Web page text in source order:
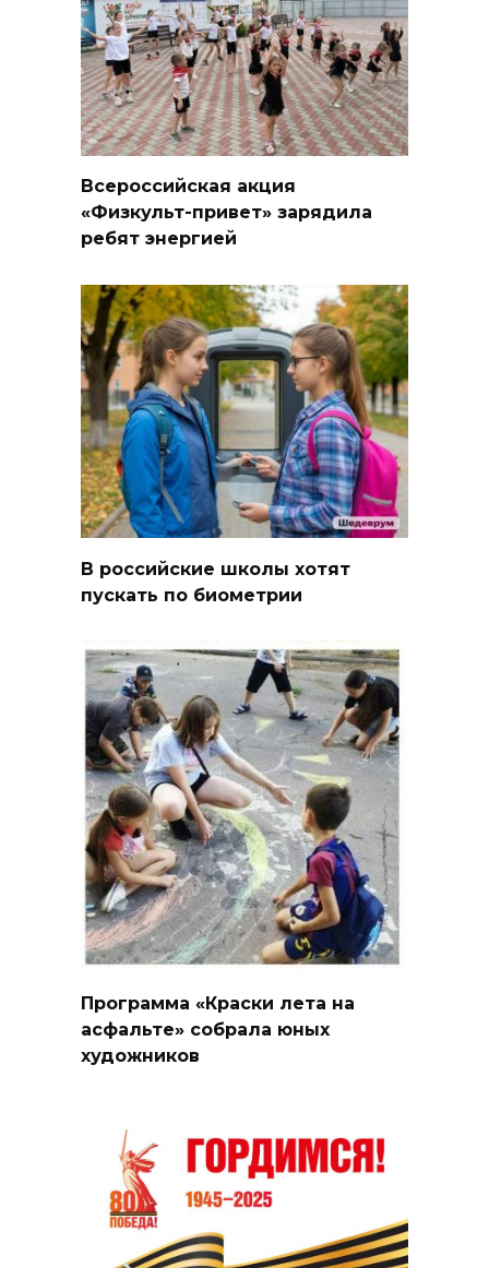
Всероссийская акция
«Физкульт-привет» зарядила
ребят энергией
В российские школы хотят
пускать по биометрии
Программа «Краски лета на
асфальте» собрала юных
художников